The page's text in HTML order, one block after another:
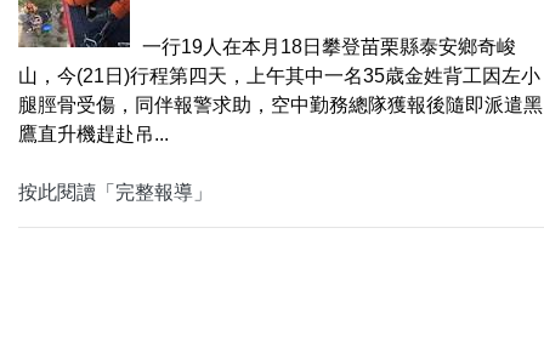
一行19人在本月18日攀登苗栗縣泰安鄉奇峻
山，今(21日)行程第四天，上午其中一名35歳金姓背工因左小
腿脛骨受傷，同伴報警求助，空中勤務總隊獲報後隨即派遣黑
鷹直升機趕赴吊...
按此閱讀「完整報導」